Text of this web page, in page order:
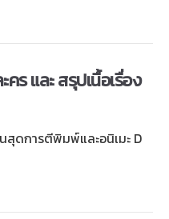
ร และ สรุปเนื้อเรื่อง
สุดการตีพิมพ์และอนิเมะ D